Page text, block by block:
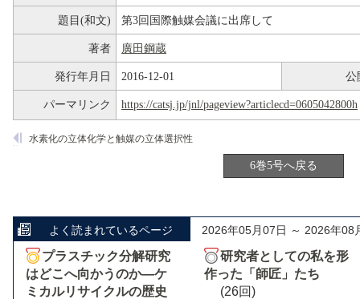
題目(和文) 第3回国際触媒会議に出席して
著者 廣田鋼蔵
発行年月日 2016-12-01 公
パーマリンク https://catsj.jp/jnl/pageview?articlecd=0605042800h
水素化の立体化学と触媒の立体選択性
6巻5号へ戻る
よく読まれているページ 2026年05月07日 ～ 2026年08
プラスチック分解研究
はどこへ向かうのか―ケ
ミカルリサイクルの歴史
研究者としての私を形
作った「師匠」たち
(26回)